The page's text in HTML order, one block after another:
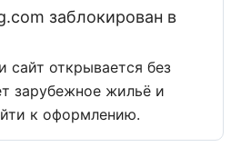
заблокирован в
сайт открывается без
зарубежное жильё и
к оформлению.